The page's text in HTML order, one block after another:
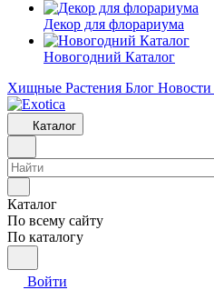
Декор для флорариума
Новогодний Каталог
Хищные Растения Блог Новости
Каталог
Каталог
По всему сайту
По каталогу
Войти